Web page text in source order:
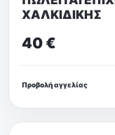
ΧΑΛΚΙΔΙΚΗΣ
40 €
Προβολή αγγελίας